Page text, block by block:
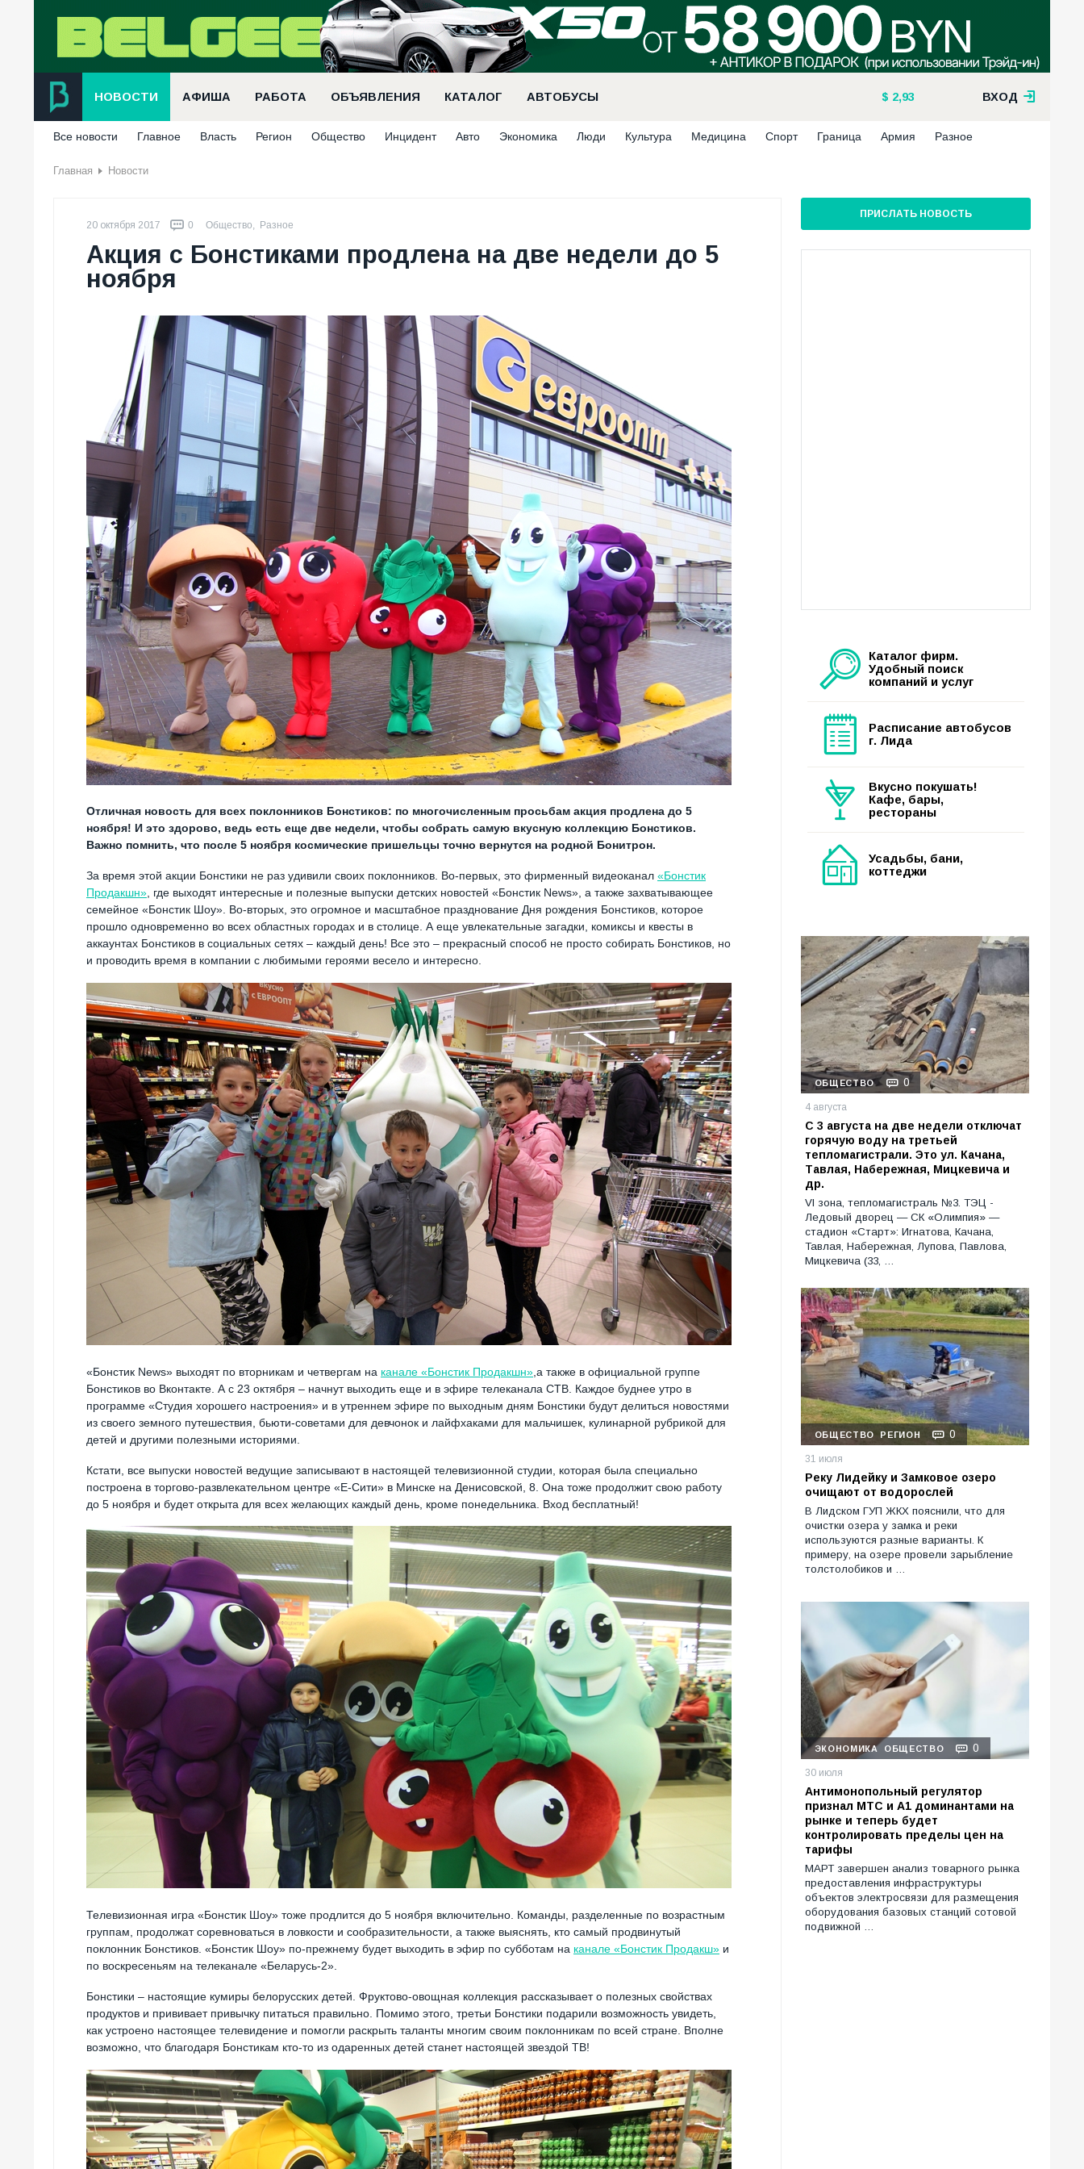
НОВОСТИ АФИША РАБОТА ОБЪЯВЛЕНИЯ КАТАЛОГ АВТОБУСЫ 2,93 ВХОД
Все новости Главное Власть Регион Общество Инцидент Авто Экономика Люди Культура Медицина Спорт Граница Армия Разное
Главная Новости
20 октября 2017 0 Общество, Разное
Акция с Бонстиками продлена на две недели до 5
ноября
Отличная новость для всех поклонников Бонстиков: по многочисленным просьбам акция продлена до 5
ноября! И это здорово, ведь есть еще две недели, чтобы собрать самую вкусную коллекцию Бонстиков.
Важно помнить, что после 5 ноября космические пришельцы точно вернутся на родной Бонитрон.
За время этой акции Бонстики не раз удивили своих поклонников. Во-первых, это фирменный видеоканал «Бонстик
Продакшн», где выходят интересные и полезные выпуски детских новостей «Бонстик News», а также захватывающее
семейное «Бонстик Шоу». Во-вторых, это огромное и масштабное празднование Дня рождения Бонстиков, которое
прошло одновременно во всех областных городах и в столице. А еще увлекательные загадки, комиксы и квесты в
аккаунтах Бонстиков в социальных сетях – каждый день! Все это – прекрасный способ не просто собирать Бонстиков, но
и проводить время в компании с любимыми героями весело и интересно.
«Бонстик News» выходят по вторникам и четвергам на канале «Бонстик Продакшн» ,а также в официальной группе
Бонстиков во Вконтакте. А с 23 октября – начнут выходить еще и в эфире телеканала СТВ. Каждое буднее утро в
программе «Студия хорошего настроения» и в утреннем эфире по выходным дням Бонстики будут делиться новостями
из своего земного путешествия, бьюти-советами для девчонок и лайфхаками для мальчишек, кулинарной рубрикой для
детей и другими полезными историями.
Кстати, все выпуски новостей ведущие записывают в настоящей телевизионной студии, которая была специально
построена в торгово-развлекательном центре «Е-Сити» в Минске на Денисовской, 8. Она тоже продолжит свою работу
до 5 ноября и будет открыта для всех желающих каждый день, кроме понедельника. Вход бесплатный!
Телевизионная игра «Бонстик Шоу» тоже продлится до 5 ноября включительно. Команды, разделенные по возрастным
группам, продолжат соревноваться в ловкости и сообразительности, а также выяснять, кто самый продвинутый
поклонник Бонстиков. «Бонстик Шоу» по-прежнему будет выходить в эфир по субботам на канале «Бонстик Продакш» и
по воскресеньям на телеканале «Беларусь-2».
Бонстики – настоящие кумиры белорусских детей. Фруктово-овощная коллекция рассказывает о полезных свойствах
продуктов и прививает привычку питаться правильно. Помимо этого, третьи Бонстики подарили возможность увидеть,
как устроено настоящее телевидение и помогли раскрыть таланты многим своим поклонникам по всей стране. Вполне
возможно, что благодаря Бонстикам кто-то из одаренных детей станет настоящей звездой ТВ!
ПРИСЛАТЬ НОВОСТЬ
Каталог фирм.
Удобный поиск
компаний и услуг
Расписание автобусов
г. Лида
Вкусно покушать!
Кафе, бары,
рестораны
Усадьбы, бани,
коттеджи
ОБЩЕСТВО 0
4 августа
С 3 августа на две недели отключат
горячую воду на третьей
тепломагистрали. Это ул. Качана,
Тавлая, Набережная, Мицкевича и
др.
VI зона, тепломагистраль №3. ТЭЦ -
Ледовый дворец — СК «Олимпия» —
стадион «Старт»: Игнатова, Качана,
Тавлая, Набережная, Лупова, Павлова,
Мицкевича (33, …
ОБЩЕСТВО РЕГИОН 0
31 июля
Реку Лидейку и Замковое озеро
очищают от водорослей
В Лидском ГУП ЖКХ пояснили, что для
очистки озера у замка и реки
используются разные варианты. К
примеру, на озере провели зарыбление
толстолобиков и …
ЭКОНОМИКА ОБЩЕСТВО 0
30 июля
Антимонопольный регулятор
признал МТС и А1 доминантами на
рынке и теперь будет
контролировать пределы цен на
тарифы
МАРТ завершен анализ товарного рынка
предоставления инфраструктуры
объектов электросвязи для размещения
оборудования базовых станций сотовой
подвижной …